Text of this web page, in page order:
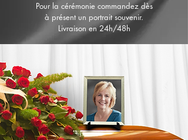
Pour la cérémonie commandez dès
à présent un portrait souvenir.
Livraison en 24h/48h